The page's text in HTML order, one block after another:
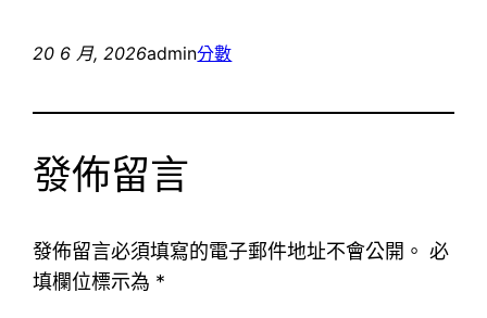
20 6 月, 2026admin分數
發佈留言
發佈留言必須填寫的電子郵件地址不會公開。 必
填欄位標示為 *